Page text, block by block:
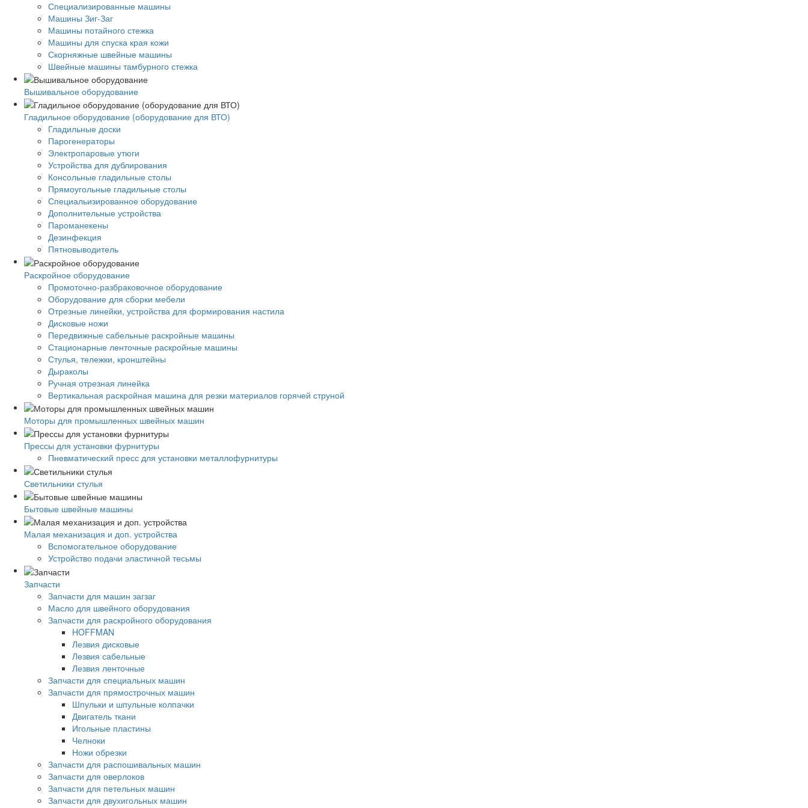
Специализированные машины
Машины Зиг-Заг
Машины потайного стежка
Машины для спуска края кожи
Скорняжные швейные машины
Швейные машины тамбурного стежка
Вышивальное оборудование
Гладильное оборудование (оборудование для ВТО)
Гладильные доски
Парогенераторы
Электропаровые утюги
Устройства для дублирования
Консольные гладильные столы
Прямоугольные гладильные столы
Специальизированное оборудование
Дополнительные устройства
Пароманекены
Дезинфекция
Пятновыводитель
Раскройное оборудование
Промоточно-разбраковочное оборудование
Оборудование для сборки мебели
Отрезные линейки, устройства для формирования настила
Дисковые ножи
Передвижные сабельные раскройные машины
Стационарные ленточные раскройные машины
Стулья, тележки, кронштейны
Дыраколы
Ручная отрезная линейка
Вертикальная раскройная машина для резки материалов горячей струной
Моторы для промышленных швейных машин
Прессы для установки фурнитуры
Пневматический пресс для установки металлофурнитуры
Светильники стулья
Бытовые швейные машины
Малая механизация и доп. устройства
Вспомогательное оборудование
Устройство подачи эластичной тесьмы
Запчасти
Запчасти для машин загзаг
Масло для швейного оборудования
Запчасти для раскройного оборудования
HOFFMAN
Лезвия дисковые
Лезвия сабельные
Лезвия ленточные
Запчасти для специальных машин
Запчасти для прямострочных машин
Шпульки и шпульные колпачки
Двигатель ткани
Игольные пластины
Челноки
Ножи обрезки
Запчасти для распошивальных машин
Запчасти для оверлоков
Запчасти для петельных машин
Запчасти для двухигольных машин